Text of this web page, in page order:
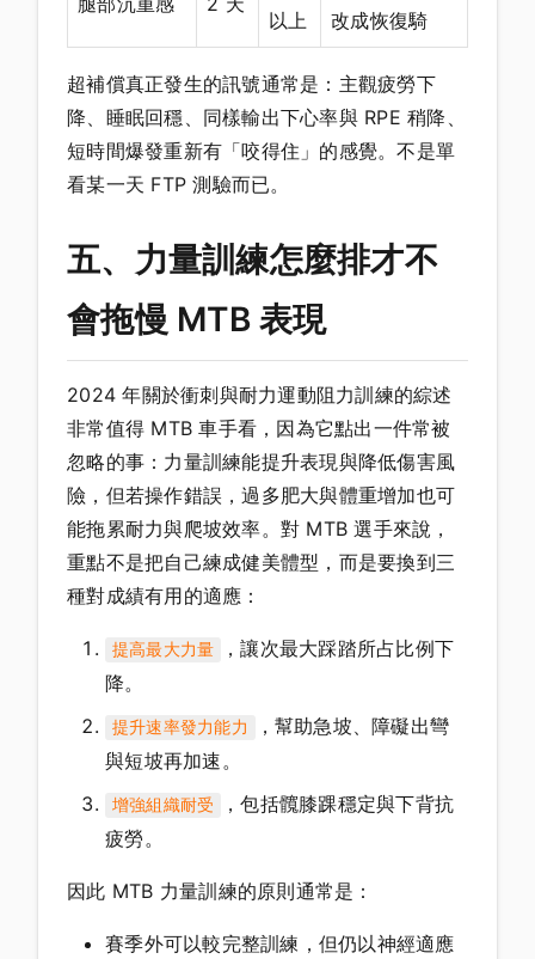
以上 改成恢復騎
超補償真正發生的訊號通常是：主觀疲勞下
降、睡眠回穩、同樣輸出下心率與 RPE 稍降、
短時間爆發重新有「咬得住」的感覺。不是單
看某一天 FTP 測驗而已。
五、力量訓練怎麼排才不
會拖慢 MTB 表現
2024 年關於衝刺與耐力運動阻力訓練的綜述
非常值得 MTB 車手看，因為它點出一件常被
忽略的事：力量訓練能提升表現與降低傷害風
險，但若操作錯誤，過多肥大與體重增加也可
能拖累耐力與爬坡效率。對 MTB 選手來說，
重點不是把自己練成健美體型，而是要換到三
種對成績有用的適應：
提高最大力量
，讓次最大踩踏所占比例下
降。
提升速率發力能力
，幫助急坡、障礙出彎
與短坡再加速。
增強組織耐受
，包括髖膝踝穩定與下背抗
疲勞。
因此 MTB 力量訓練的原則通常是：
賽季外可以較完整訓練，但仍以神經適應